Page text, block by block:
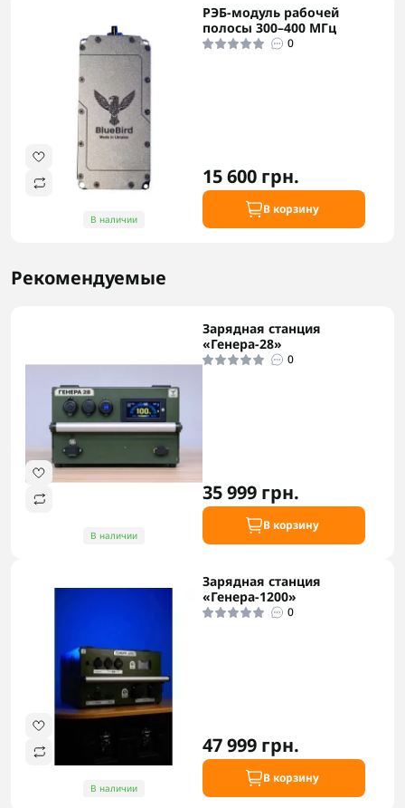
В наличии
РЭБ-модуль рабочей
полосы 300–400 МГц
0
15 600 грн.
В корзину
Рекомендуемые
В наличии
Зарядная станция
«Генера-28»
0
35 999 грн.
В корзину
В наличии
Зарядная станция
«Генера-1200»
0
47 999 грн.
В корзину